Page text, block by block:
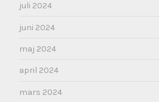
juli 2024
juni 2024
maj 2024
april 2024
mars 2024